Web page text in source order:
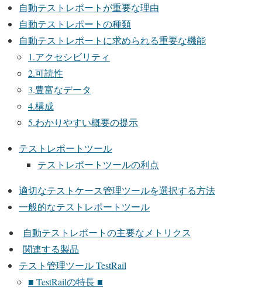
自動テストレポートが重要な理由
自動テストレポートの種類
自動テストレポートに求められる重要な機能
1.アクセシビリティ
2.可読性
3.豊富なデータ
4.構成
5.わかりやすい概要の提示
テストレポートツール
テストレポートツールの利点
適切なテストケース管理ツールを選択する方法
一般的なテストレポートツール
自動テストレポートの主要なメトリクス
関連する製品
テスト管理ツール TestRail
■ TestRailの特長 ■